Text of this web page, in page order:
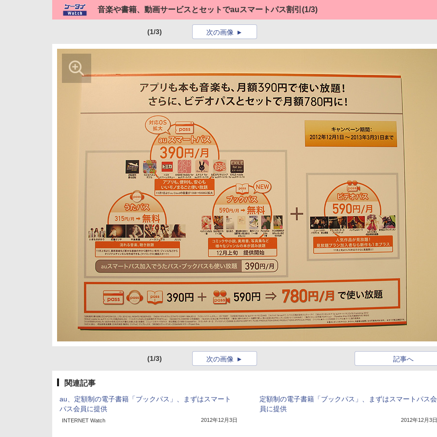
音楽や書籍、動画サービスとセットでauスマートパス割引 (1/3)
(1/3) 次の画像
(1/3) 記事へ
次の画像
関連記事
au、定額制の電子書籍「ブックパス」、まずはスマート
パス会員に提供
INTERNET Watch 2012年12月3日
定額制の電子書籍「ブックパス」、まずはスマートパス会
員に提供
2012年12月3日